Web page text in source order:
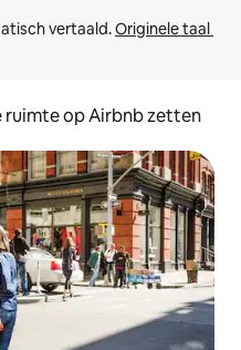
vertaald. Originele taal
ruimte op Airbnb zetten